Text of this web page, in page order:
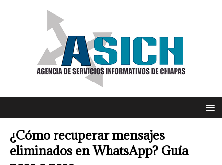
¿Cómo recuperar mensajes
eliminados en WhatsApp? Guía